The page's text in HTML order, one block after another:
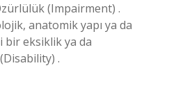
(Impairment) .
anatomik yapı ya da
bir eksiklik ya da
.